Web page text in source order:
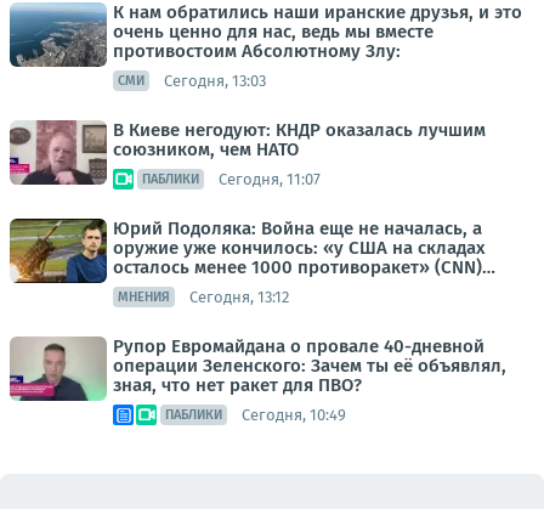
К нам обратились наши иранские друзья, и это
очень ценно для нас, ведь мы вместе
противостоим Абсолютному Злу:
СМИ Сегодня, 13:03
В Киеве негодуют: КНДР оказалась лучшим
союзником, чем НАТО
ПАБЛИКИ Сегодня, 11:07
Юрий Подоляка: Война еще не началась, а
оружие уже кончилось: «у США на складах
осталось менее 1000 противоракет» (CNN)…
МНЕНИЯ Сегодня, 13:12
Рупор Евромайдана о провале 40-дневной
операции Зеленского: Зачем ты её объявлял,
зная, что нет ракет для ПВО?
ПАБЛИКИ Сегодня, 10:49